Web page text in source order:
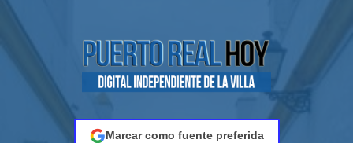
Marcar como fuente preferida